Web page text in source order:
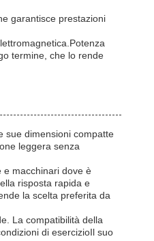
garantisce prestazioni
termine, che lo rende
sue dimensioni compatte
leggera senza
e macchinari dove è
risposta rapida e
la scelta preferita da
La compatibilità della
di esercizioIl suo